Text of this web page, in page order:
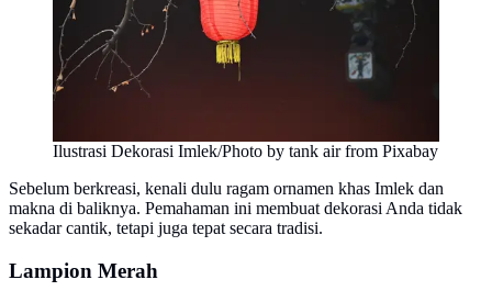
Ilustrasi Dekorasi Imlek/Photo by tank air from Pixabay
Sebelum berkreasi, kenali dulu ragam ornamen khas Imlek dan
makna di baliknya. Pemahaman ini membuat dekorasi Anda tidak
sekadar cantik, tetapi juga tepat secara tradisi.
Lampion Merah